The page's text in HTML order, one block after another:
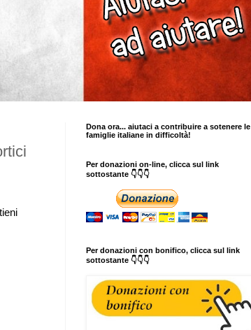
Dona ora... aiutaci a contribuire a sotenere le
famiglie italiane in difficoltà!
Per donazioni on-line, clicca sul link
sottostante 👇👇👇
Per donazioni con bonifico, clicca sul link
sottostante 👇👇👇